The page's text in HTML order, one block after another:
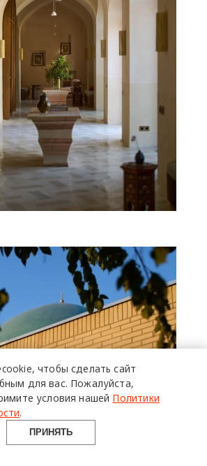
чтобы сделать сайт
для вас. Пожалуйста,
условия нашей Политики
.
ПРИНЯТЬ